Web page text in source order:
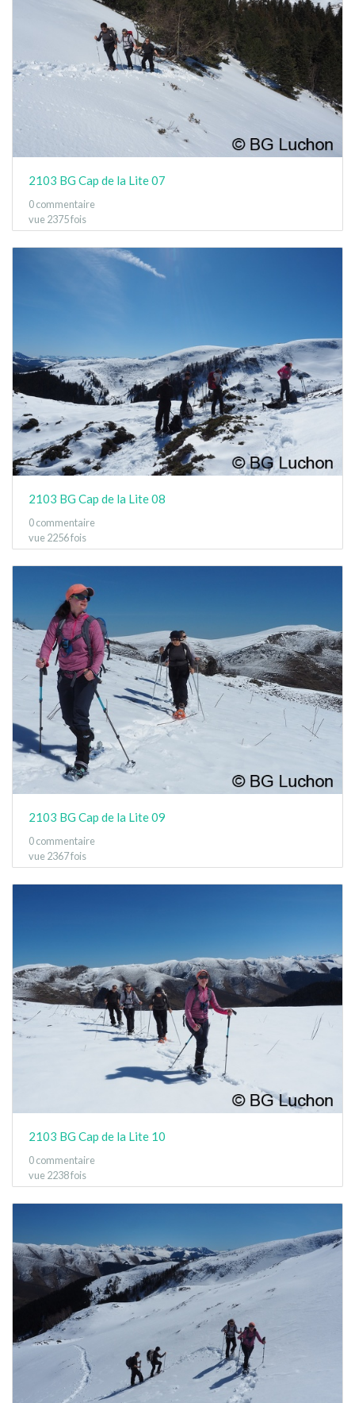
2103 BG Cap de la Lite 07
0 commentaire
vue 2375 fois
2103 BG Cap de la Lite 08
0 commentaire
vue 2256 fois
2103 BG Cap de la Lite 09
0 commentaire
vue 2367 fois
2103 BG Cap de la Lite 10
0 commentaire
vue 2238 fois